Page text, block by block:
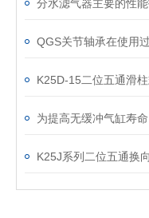
分水滤气器主要的性